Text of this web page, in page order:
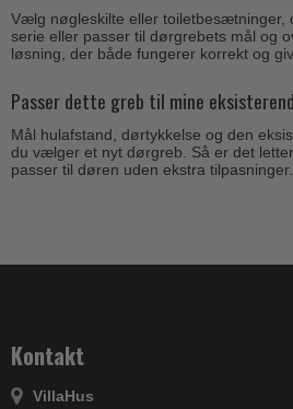
Vælg nøgleskilte eller toiletbesætninger,
serie eller passer til dørgrebets mål og
løsning, der både fungerer korrekt og
Passer dette greb til mine
Mål hulafstand, dørtykkelse og den
du vælger et nyt dørgreb. Så er det
passer til døren uden ekstra tilpasninger.
Kontakt
VillaHus